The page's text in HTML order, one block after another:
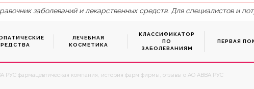
заболеваний и лекарственных средств. Для специалистов и
ЛЕЧЕБНАЯ
КОСМЕТИКА
КЛАССИФИКАТОР
ПО
ЗАБОЛЕВАНИЯМ
ПЕРВАЯ
РУС фармацевтическая компания, история фарм фирмы, отзывы о АО АВВА РУС